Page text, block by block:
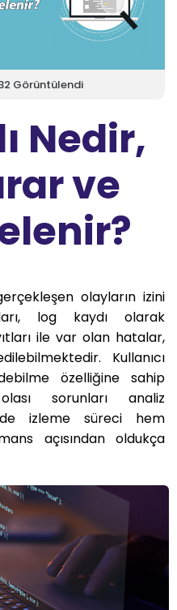
Görüntülendi
Nedir,
ve
olayların izini
log kaydı olarak
ile var olan hatalar,
Kullanıcı
özelliğine sahip
sorunları analiz
izleme süreci hem
açısından oldukça